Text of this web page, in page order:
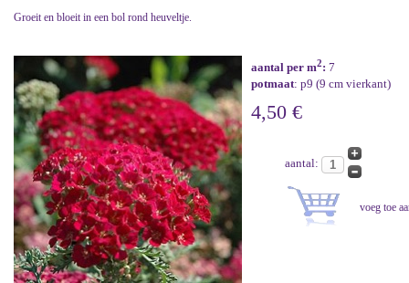
Groeit en bloeit in een bol rond heuveltje.
aantal per m2: 7
potmaat: p9 (9 cm vierkant)
4,50 €
aantal: